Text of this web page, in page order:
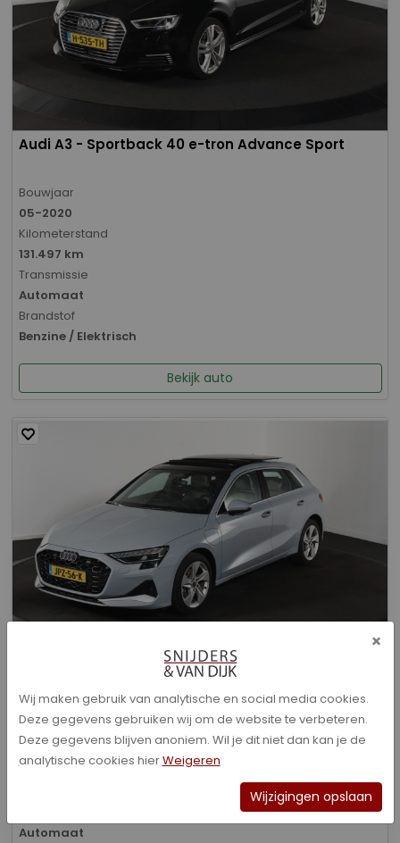
Audi A3 - Sportback 40 e-tron Advance Sport
Bouwjaar
05-2020
Kilometerstand
131.497 km
Transmissie
Automaat
Brandstof
Benzine / Elektrisch
Bekijk auto
Audi A3 - Sportback 40 TFSI e Advanced edition
Bouwjaar
01-2026
Kilometerstand
Automaat
×
Wij maken gebruik van analytische en social media cookies.
Deze gegevens gebruiken wij om de website te verbeteren.
Deze gegevens blijven anoniem. Wil je dit niet dan kan je de
analytische cookies hierWeigeren
Wijzigingen opslaan